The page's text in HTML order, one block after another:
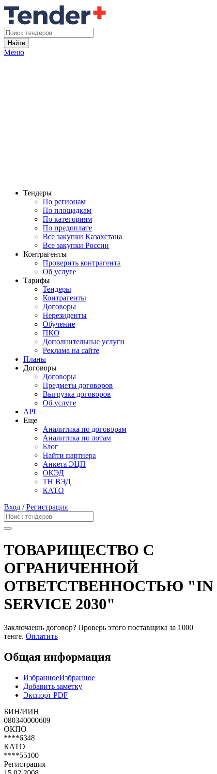
Найти
Меню
Тендеры
По регионам
По площадкам
По категориям
По предоплате
Все закупки Казахстана
Все закупки России
Контрагенты
Проверить контрагента
Об услуге
Тарифы
Тендеры
Контрагенты
Договоры
Нерезиденты
Обучение
ПКО
Дополнительные услуги
Реклама на сайте
Планы
Договоры
Договоры
Предметы договоров
Выгрузка договоров
Об услуге
API
Еще
Аналитика по договорам
Аналитика по лотам
Блог
Найти партнера
Анкета ЭЦП
ОКЭД
ТН ВЭД
КАТО
Вход /Регистрация
ТОВАРИЩЕСТВО С
ОГРАНИЧЕННОЙ
ОТВЕТСТВЕННОСТЬЮ "IN
SERVICE 2030"
Заключаешь договор? Проверь этого поставщика за 1000
тенге. Оплатить
Общая информация
ИзбранноеИзбранное
Добавить заметку
Экспорт PDF
БИН/ИИН
080340000609
ОКПО
****6348
КАТО
****55100
Регистрация